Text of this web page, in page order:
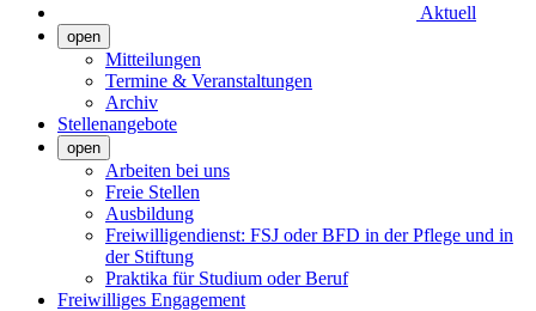
Aktuell
open
Mitteilungen
Termine & Veranstaltungen
Archiv
Stellenangebote
open
Arbeiten bei uns
Freie Stellen
Ausbildung
Freiwilligendienst: FSJ oder BFD in der Pflege und in
der Stiftung
Praktika für Studium oder Beruf
Freiwilliges Engagement